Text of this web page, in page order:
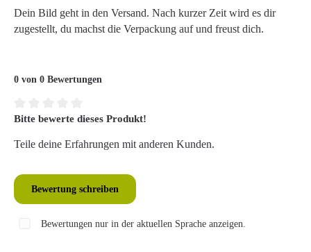
Dein Bild geht in den Versand. Nach kurzer Zeit wird es dir
zugestellt, du machst die Verpackung auf und freust dich.
0 von 0 Bewertungen
Durchschnittliche Bewertung von 0 von 5 Sternen
Bitte bewerte dieses Produkt!
Teile deine Erfahrungen mit anderen Kunden.
Bewertung schreiben
Bewertungen nur in der aktuellen Sprache anzeigen.